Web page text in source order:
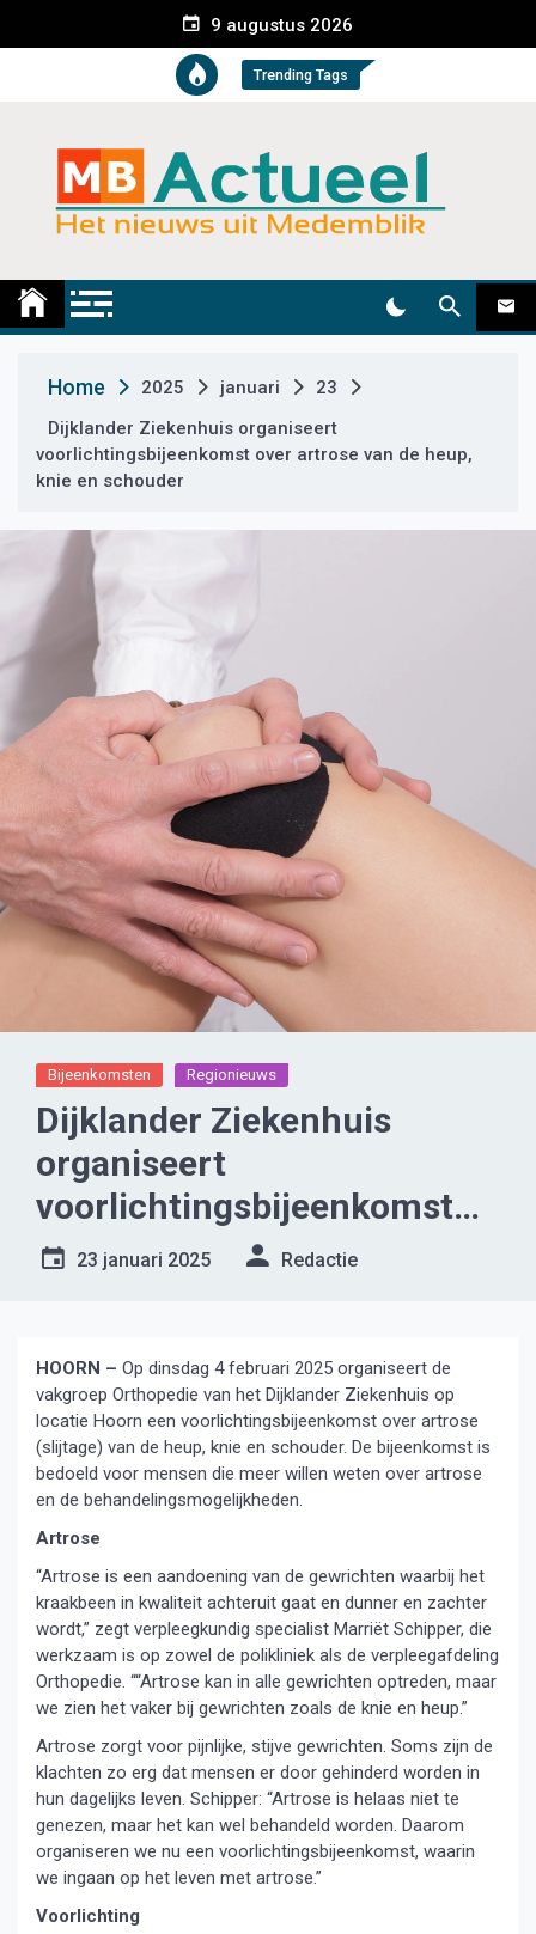
e
t
9 augustus 2026
Trending Tags
Medemblik Actueel
Home 2025 januari
23
Dijklander Ziekenhuis organiseert
voorlichtingsbijeenkomst over artrose van de heup,
knie en schouder
Bijeenkomsten Regionieuws
Dijklander Ziekenhuis
organiseert
voorlichtingsbijeenkomst
over artrose van de heup,
23 januari 2025 Redactie
HOORN – Op dinsdag 4 februari 2025 organiseert de
vakgroep Orthopedie van het Dijklander Ziekenhuis op
locatie Hoorn een voorlichtingsbijeenkomst over artrose
(slijtage) van de heup, knie en schouder. De bijeenkomst is
bedoeld voor mensen die meer willen weten over artrose
en de behandelingsmogelijkheden.
Artrose
“Artrose is een aandoening van de gewrichten waarbij het
kraakbeen in kwaliteit achteruit gaat en dunner en zachter
wordt,” zegt verpleegkundig specialist Marriët Schipper, die
werkzaam is op zowel de polikliniek als de verpleegafdeling
Orthopedie. ““Artrose kan in alle gewrichten optreden, maar
we zien het vaker bij gewrichten zoals de knie en heup.”
Artrose zorgt voor pijnlijke, stijve gewrichten. Soms zijn de
klachten zo erg dat mensen er door gehinderd worden in
hun dagelijks leven. Schipper: “Artrose is helaas niet te
genezen, maar het kan wel behandeld worden. Daarom
organiseren we nu een voorlichtingsbijeenkomst, waarin
we ingaan op het leven met artrose.”
Voorlichting